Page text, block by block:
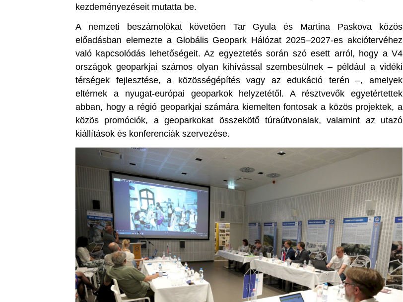
kezdeményezéseit mutatta be.
A nemzeti beszámolókat követően Tar Gyula és Martina Paskova közös
előadásban elemezte a Globális Geopark Hálózat 2025–2027-es akciótervéhez
való kapcsolódás lehetőségeit. Az egyeztetés során szó esett arról, hogy a V4
országok geoparkjai számos olyan kihívással szembesülnek – például a vidéki
térségek fejlesztése, a közösségépítés vagy az edukáció terén –, amelyek
eltérnek a nyugat-európai geoparkok helyzetétől. A résztvevők egyetértettek
abban, hogy a régió geoparkjai számára kiemelten fontosak a közös projektek, a
közös promóciók, a geoparkokat összekötő túraútvonalak, valamint az utazó
kiállítások és konferenciák szervezése.